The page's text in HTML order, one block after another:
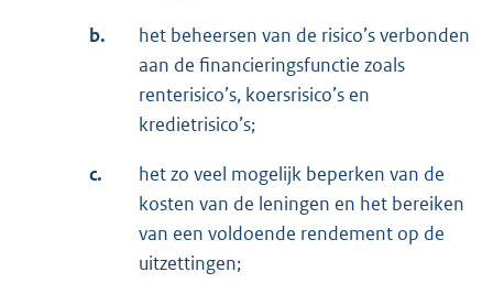
b.
het beheersen van de risico’s verbonden
aan de financieringsfunctie zoals
renterisico’s, koersrisico’s en
kredietrisico’s;
c.
het zo veel mogelijk beperken van de
kosten van de leningen en het bereiken
van een voldoende rendement op de
uitzettingen;